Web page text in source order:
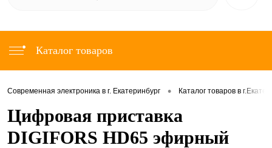
Каталог товаров
Современная электроника в г. Екатеринбург • Каталог товаров в
Цифровая приставка
DIGIFORS HD65 эфирный